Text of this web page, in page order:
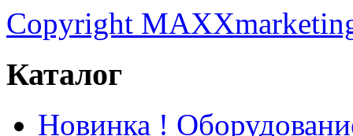
Copyright
Каталог
Новинка !